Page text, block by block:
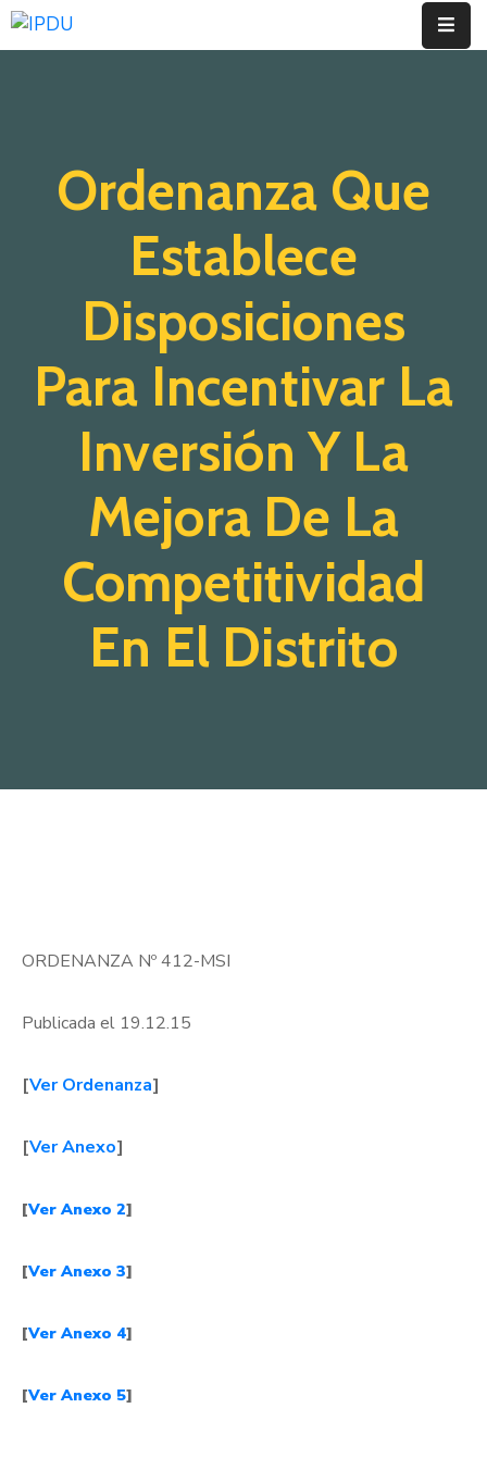
Somos
Ordenanzas
Zonificación
Ordenanza Que
Establece
Disposiciones
Para Incentivar La
Inversión Y La
Mejora De La
Competitividad
En El Distrito
ORDENANZA Nº 412-MSI
Publicada el 19.12.15
[Ver Ordenanza]
[Ver Anexo]
[Ver Anexo 2]
[Ver Anexo 3]
[Ver Anexo 4]
[Ver Anexo 5]